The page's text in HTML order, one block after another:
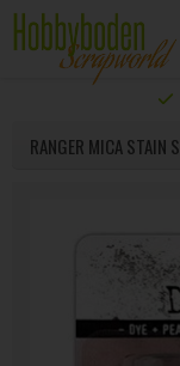
RANGER MICA STAIN